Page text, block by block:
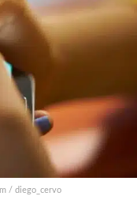
/ diego_cervo